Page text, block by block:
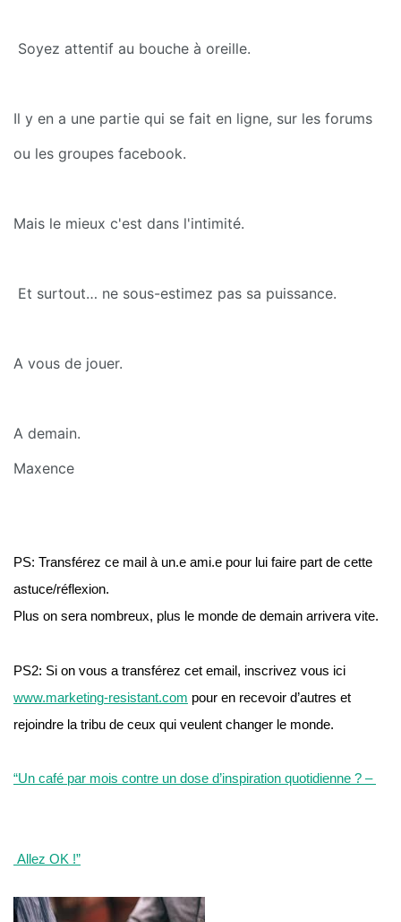
Soyez attentif au bouche à oreille.
Il y en a une partie qui se fait en ligne, sur les forums
ou les groupes facebook.
Mais le mieux c'est dans l'intimité.
Et surtout… ne sous-estimez pas sa puissance.
A vous de jouer.
A demain.
Maxence
PS: Transférez ce mail à un.e ami.e pour lui faire part de cette
astuce/réflexion.
Plus on sera nombreux, plus le monde de demain arrivera vite.
www.marketing-resistant.com pour en recevoir d’autres et
rejoindre la tribu de ceux qui veulent changer le monde.
“Un café par mois contre un dose d’inspiration quotidienne ? –
Allez OK !”